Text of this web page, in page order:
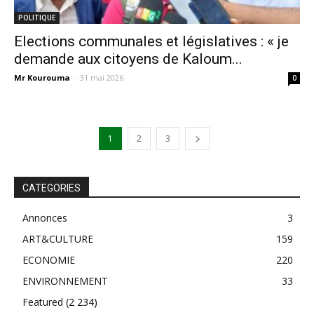
POLITIQUE
Elections communales et législatives : « je
demande aux citoyens de Kaloum...
Mr Kourouma - 31 mai 2026 0
1 2 3
CATEGORIES
Annonces
3
ART&CULTURE
159
ECONOMIE
220
ENVIRONNEMENT
33
Featured (2 234)